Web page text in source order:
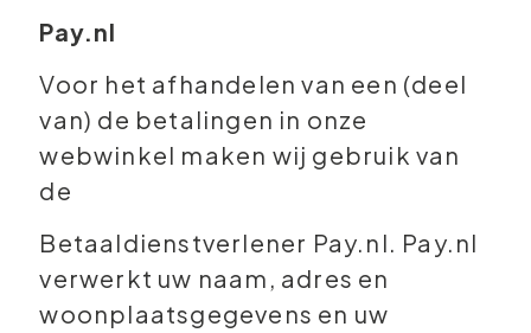
Pay.nl
Voor het afhandelen van een (deel
van) de betalingen in onze
webwinkel maken wij gebruik van
de
Betaaldienstverlener Pay.nl. Pay.nl
verwerkt uw naam, adres en
woonplaatsgegevens en uw